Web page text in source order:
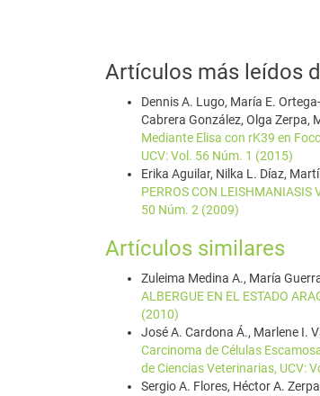
Artículos más leídos
Dennis A. Lugo, María E.
Cabrera González, Olga Zerpa,
Mediante Elisa con rK39 en
UCV: Vol. 56 Núm. 1 (2015)
Erika Aguilar, Nilka L. Díaz,
PERROS CON LEISHMANIASIS
50 Núm. 2 (2009)
Artículos similares
Zuleima Medina A., María
ALBERGUE EN EL ESTADO
(2010)
José A. Cardona Á., Marlene I.
Carcinoma de Células
de Ciencias Veterinarias, UCV:
Sergio A. Flores, Héctor A.